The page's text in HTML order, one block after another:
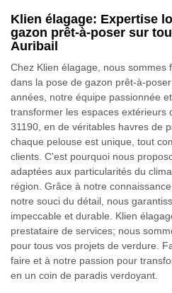
Klien élagage: Expertise
gazon prêt-à-poser sur
Auribail
Chez Klien élagage, nous sommes
dans la pose de gazon prêt-à-
années, notre équipe passionnée
transformer les espaces extérieurs
31190, en de véritables havres de
chaque pelouse est unique, tout
clients. C'est pourquoi nous
adaptées aux particularités du
région. Grâce à notre
notre souci du détail, nous
impeccable et durable. Klien
prestataire de services; nous
pour tous vos projets de verdure.
faire et à notre passion pour
en un coin de paradis verdoyant.